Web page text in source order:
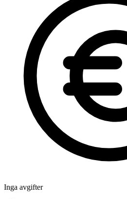
Inga avgifter